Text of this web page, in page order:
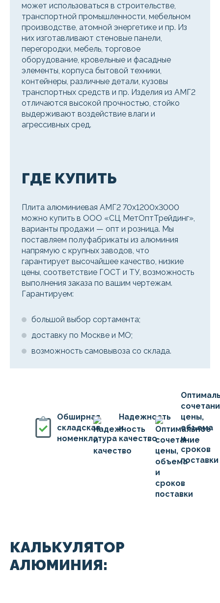
может использоваться в строительстве,
транспортной промышленности, мебельном
производстве, атомной энергетике и пр. Из
них изготавливают стеновые панели,
перегородки, мебель, торговое
оборудование, кровельные и фасадные
элементы, корпуса бытовой техники,
контейнеры, различные детали, кузовы
транспортных средств и пр. Изделия из АМГ2
отличаются высокой прочностью, стойко
выдерживают воздействие влаги и
агрессивных сред.
ГДЕ КУПИТЬ
Плита алюминиевая АМГ2 70х1200х3000
можно купить в ООО «СЦ МетОптТрейдинг»,
варианты продажи — опт и розница. Мы
поставляем полуфабрикаты из алюминия
напрямую с крупных заводов, что
гарантирует высочайшее качество, низкие
цены, соответствие ГОСТ и ТУ, возможность
выполнения заказа по вашим чертежам.
Гарантируем:
большой выбор сортамента;
доставку по Москве и МО;
возможность самовывоза со склада.
Обширная
складская
номенклатура
Надежность
и
качество
цены,
объема
и
сроков
поставки
КАЛЬКУЛЯТОР
АЛЮМИНИЯ: